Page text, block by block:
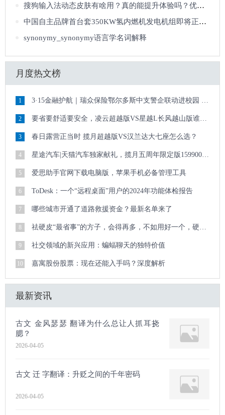
搜狗输入法动态皮肤有啥用？真的能提升体验吗？优缺点一次说清
中国自主品牌首台套350KW氢内燃机发电机组即将正式投入运营
synonymy_synonymy语言学名词解释
月度热文榜
1 3·15金融护航｜瑞众保险鄂尔多斯中支警企联动进校园 清朗金融护青春
2 要省要舒适要安全，凌云超越版VS星越L长风越山版谁更全能
3 春日露营正当时 揽月超越版VS汉兰达大七座怎么选？
4 星途汽车|天猫汽车独家献礼，揽月五周年限定版159900元起
5 爱思助手官网下载电脑版，苹果手机必备管理工具
6 ToDesk：一个“远程桌面”用户的2024年功能体检报告
7 哪些城市开通了道路救援资金？最新名单来了
8 祛硬皮“最省事”的方子，会得再多，不如用好一个，硬皮顽疾迎刃而解
9 社交领域的新兴应用：蝙蝠聊天的独特价值
10 嘉寓股份股票：现在还能入手吗？深度解析
最新资讯
古文 金风瑟瑟 翻译为什么总让人抓耳挠
腮？
2026-04-05
古文 迁 字翻译：升贬之间的千年密码
2026-04-05